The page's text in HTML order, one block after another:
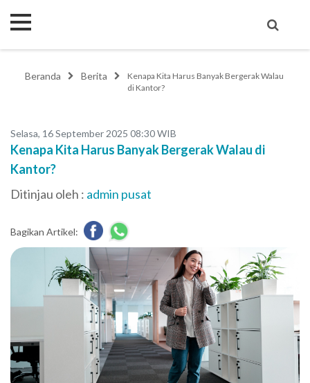
Beranda Berita
Kenapa Kita Harus Banyak Bergerak Walau
di Kantor?
Selasa, 16 September 2025 08:30 WIB
Kenapa Kita Harus Banyak Bergerak Walau di
Kantor?
Ditinjau oleh : admin pusat
Bagikan Artikel: